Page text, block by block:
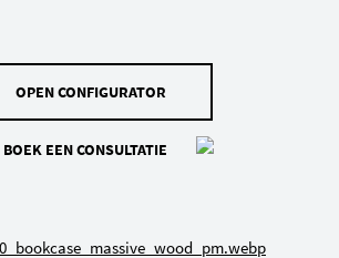
OPEN CONFIGURATOR
BOEK EEN CONSULTATIE